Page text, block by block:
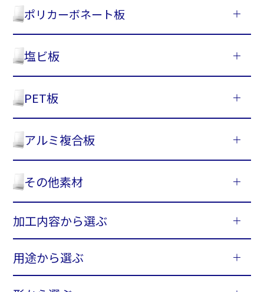
ポリカーボネート板
塩ビ板
PET板
アルミ複合板
その他素材
加工内容から選ぶ
用途から選ぶ